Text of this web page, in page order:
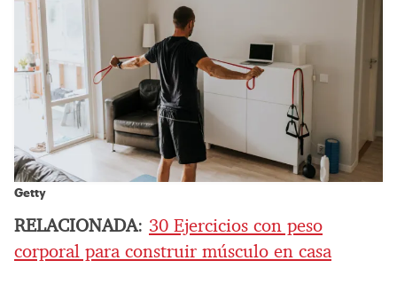
Getty
RELACIONADA: 30 Ejercicios con peso
corporal para construir músculo en casa